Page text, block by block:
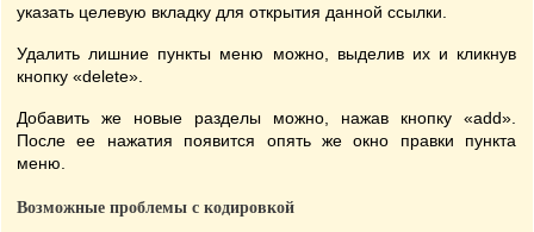
указать целевую вкладку для открытия данной ссылки.
Удалить лишние пункты меню можно, выделив их и кликнув
кнопку «delete».
Добавить же новые разделы можно, нажав кнопку «add».
После ее нажатия появится опять же окно правки пункта
меню.
Возможные проблемы с кодировкой